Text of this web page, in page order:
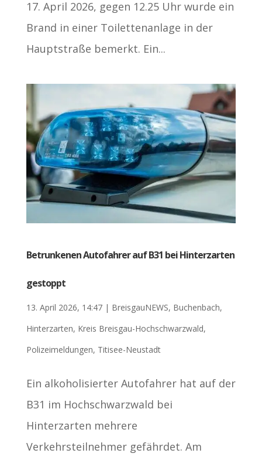
17. April 2026, gegen 12.25 Uhr wurde ein
Brand in einer Toilettenanlage in der
Hauptstraße bemerkt. Ein...
Betrunkenen Autofahrer auf B31 bei Hinterzarten
gestoppt
13. April 2026, 14:47| BreisgauNEWS, Buchenbach,
Hinterzarten, Kreis Breisgau-Hochschwarzwald,
Polizeimeldungen, Titisee-Neustadt
Ein alkoholisierter Autofahrer hat auf der
B31 im Hochschwarzwald bei
Hinterzarten mehrere
Verkehrsteilnehmer gefährdet. Am